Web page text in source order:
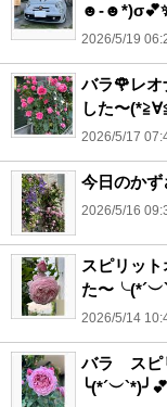
☻-
2026/5/19
バラ🌹レオ
した〜
2026/5/17
今日のか
2026/5/16
スピリッ
た〜
2026/5/14
バラ スピ